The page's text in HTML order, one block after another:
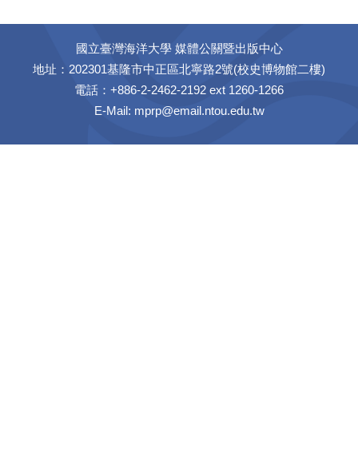
國立臺灣海洋大學 媒體公關暨出版中心
地址：202301基隆市中正區北寧路2號(校史博物館二樓)
電話：+886-2-2462-2192 ext 1260-1266
E-Mail: mprp@email.ntou.edu.tw